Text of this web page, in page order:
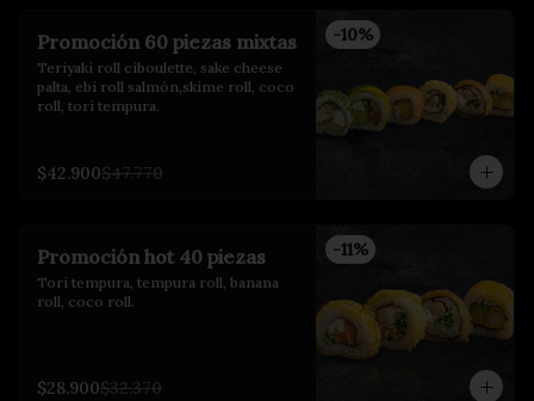
-10%
Promoción 60 piezas mixtas
Teriyaki roll ciboulette, sake cheese
palta, ebi roll salmón,skime roll, coco
roll, tori tempura.
$42.900$47.770
-11%
Promoción hot 40 piezas
Tori tempura, tempura roll, banana
roll, coco roll.
$28.900$32.370